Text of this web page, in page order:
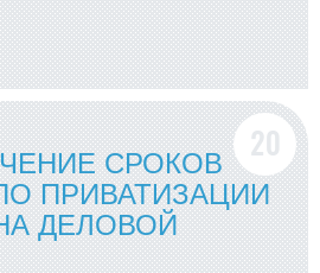
СРОКОВ
ПРИВАТИЗАЦИИ
ДЕЛОВОЙ